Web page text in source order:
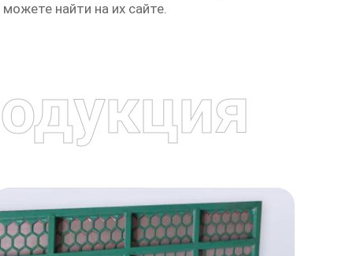
найти на их сайте.